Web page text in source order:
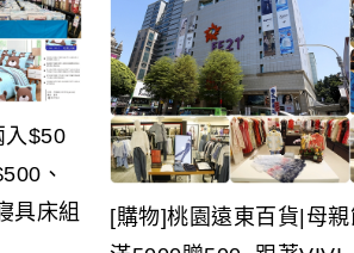
入$50
、
具床組
[購物]桃園遠東百貨|母